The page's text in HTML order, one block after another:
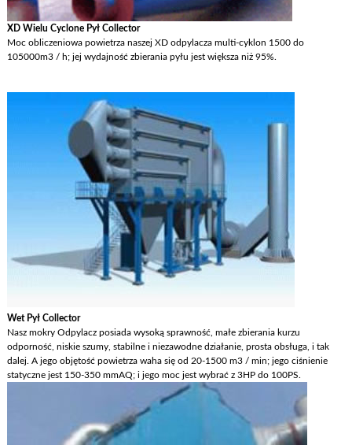
XD Wielu Cyclone Pył Collector
Moc obliczeniowa powietrza naszej XD odpylacza multi-cyklon 1500 do
105000m3 / h; jej wydajność zbierania pyłu jest większa niż 95%.
Wet Pył Collector
Nasz mokry Odpylacz posiada wysoką sprawność, małe zbierania kurzu
odporność, niskie szumy, stabilne i niezawodne działanie, prosta obsługa, i tak
dalej. A jego objętość powietrza waha się od 20-1500 m3 / min; jego ciśnienie
statyczne jest 150-350 mmAQ; i jego moc jest wybrać z 3HP do 100PS.